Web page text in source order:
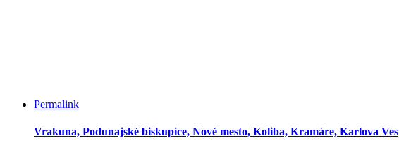
Permalink
Vrakuna, Podunajské biskupice, Nové mesto, Koliba, Kramáre, Karlova Ves